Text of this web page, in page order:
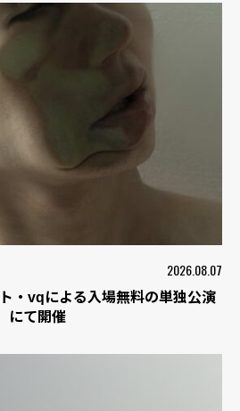
2026.08.07
・vqによる入場無料の単独公演
にて開催